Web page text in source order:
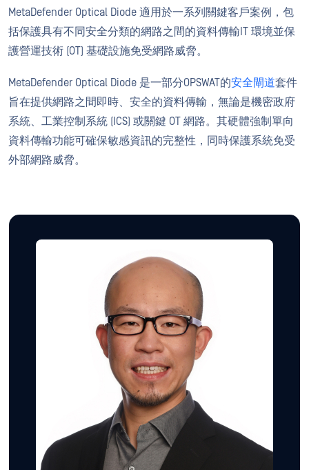
MetaDefender Optical Diode 適用於一系列關鍵客戶案例，包
括保護具有不同安全分類的網路之間的資料傳輸IT 環境並保
護營運技術 (OT) 基礎設施免受網路威脅。
MetaDefender Optical Diode 是一部分OPSWAT的安全閘道套件
旨在提供網路之間即時、安全的資料傳輸，無論是機密政府
系統、工業控制系統 (ICS) 或關鍵 OT 網路。其硬體強制單向
資料傳輸功能可確保敏感資訊的完整性，同時保護系統免受
外部網路威脅。